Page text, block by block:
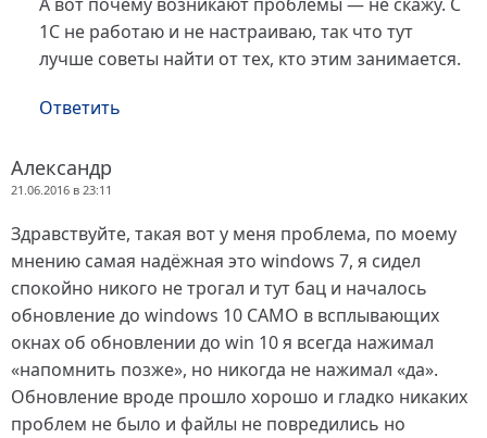
1С не работаю и не настраиваю, так что тут
лучше советы найти от тех, кто этим занимается.
Ответить
Александр
21.06.2016 в 23:11
Здравствуйте, такая вот у меня проблема, по моему
мнению самая надёжная это windows 7, я сидел
спокойно никого не трогал и тут бац и началось
обновление до windows 10 САМО в всплывающих
окнах об обновлении до win 10 я всегда нажимал
«напомнить позже», но никогда не нажимал «да».
Обновление вроде прошло хорошо и гладко никаких
проблем не было и файлы не повредились но